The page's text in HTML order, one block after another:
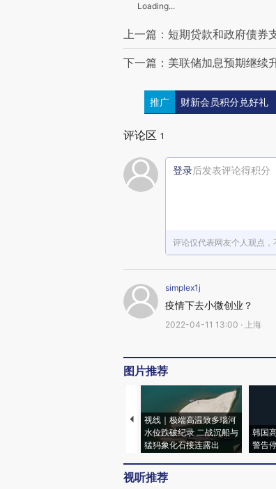
Loading...
上一篇：短期贷款和政府债券
下一篇：美联储加息预期继续
推广 财新会员积分兑好礼
评论区 1
登录后发表评论得积分
评论仅代表网友个人观点，
simplex1j
疫情下去小微创业？
2022-04-11 13:00 · 上海
图片推荐
视线｜极端高温致多瑙河
水位跌破纪录 二战沉船与
猛犸象化石接连露出
韩国
警告
视听推荐